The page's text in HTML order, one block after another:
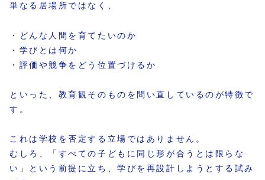
単なる居場所ではなく、
・どんな人間を育てたいのか
・学びとは何か
・評価や競争をどう位置づけるか
といった、教育観そのものを問い直しているのが特徴で
す。
これは学校を否定する立場ではありません。
むしろ、「すべての子どもに同じ形が合うとは限らな
い」という前提に立ち、学びを再設計しようとする試み